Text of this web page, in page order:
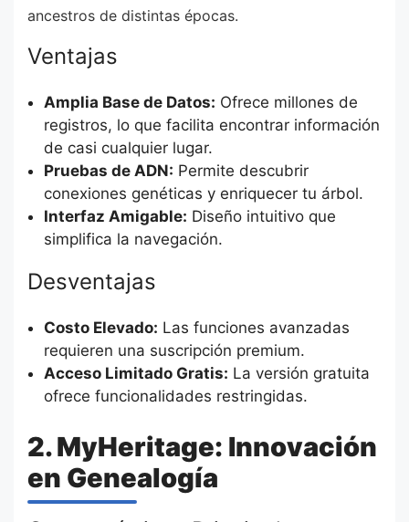
ancestros de distintas épocas.
Ventajas
Amplia Base de Datos: Ofrece millones de
registros, lo que facilita encontrar información
de casi cualquier lugar.
Pruebas de ADN: Permite descubrir
conexiones genéticas y enriquecer tu árbol.
Interfaz Amigable: Diseño intuitivo que
simplifica la navegación.
Desventajas
Costo Elevado: Las funciones avanzadas
requieren una suscripción premium.
Acceso Limitado Gratis: La versión gratuita
ofrece funcionalidades restringidas.
2. MyHeritage: Innovación
en Genealogía